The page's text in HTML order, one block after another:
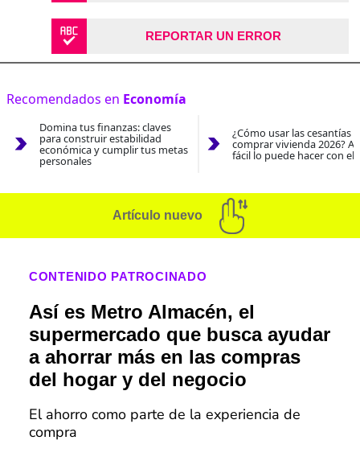
REPORTAR UN ERROR
Recomendados en Economía
Domina tus finanzas: claves
para construir estabilidad
económica y cumplir tus metas
personales
¿Cómo usar las cesantías
comprar vivienda 2026?
fácil lo puede hacer con el
Artículo nuevo
CONTENIDO PATROCINADO
Así es Metro Almacén, el
supermercado que busca ayudar
a ahorrar más en las compras
del hogar y del negocio
El ahorro como parte de la experiencia de
compra